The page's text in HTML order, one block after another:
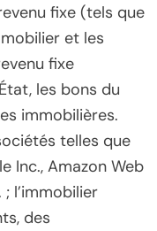
fixe (tels que
et les
fixe
les bons du
immobilières.
telles que
Inc., Amazon Web
l’immobilier
des